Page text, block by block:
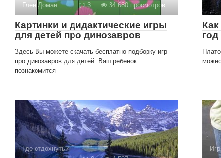
Глен Доман 3 34 680 просмотров
Картинки и дидактические игры
для детей про динозавров
Здесь Вы можете скачать бесплатно подборку игр
про динозавров для детей. Ваш ребенок
познакомится
Где отдохнуть?